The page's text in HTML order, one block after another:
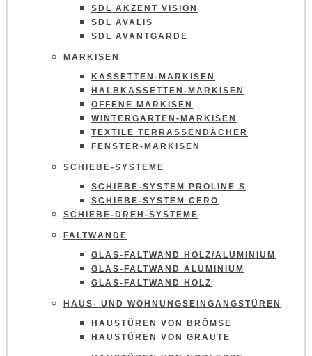
SDL AKZENT VISION
SDL AVALIS
SDL AVANTGARDE
MARKISEN
KASSETTEN-MARKISEN
HALBKASSETTEN-MARKISEN
OFFENE MARKISEN
WINTERGARTEN-MARKISEN
TEXTILE TERRASSENDÄCHER
FENSTER-MARKISEN
SCHIEBE-SYSTEME
SCHIEBE-SYSTEM PROLINE S
SCHIEBE-SYSTEM CERO
SCHIEBE-DREH-SYSTEME
FALTWÄNDE
GLAS-FALTWAND HOLZ/ALUMINIUM
GLAS-FALTWAND ALUMINIUM
GLAS-FALTWAND HOLZ
HAUS- UND WOHNUNGSEINGANGSTÜREN
HAUSTÜREN VON BRÖMSE
HAUSTÜREN VON GRAUTE